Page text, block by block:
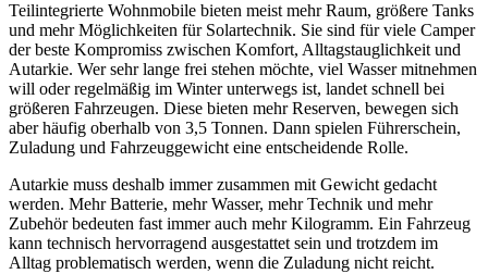
Teilintegrierte Wohnmobile bieten meist mehr Raum, größere Tanks
und mehr Möglichkeiten für Solartechnik. Sie sind für viele Camper
der beste Kompromiss zwischen Komfort, Alltagstauglichkeit und
Autarkie. Wer sehr lange frei stehen möchte, viel Wasser mitnehmen
will oder regelmäßig im Winter unterwegs ist, landet schnell bei
größeren Fahrzeugen. Diese bieten mehr Reserven, bewegen sich
aber häufig oberhalb von 3,5 Tonnen. Dann spielen Führerschein,
Zuladung und Fahrzeuggewicht eine entscheidende Rolle.
Autarkie muss deshalb immer zusammen mit Gewicht gedacht
werden. Mehr Batterie, mehr Wasser, mehr Technik und mehr
Zubehör bedeuten fast immer auch mehr Kilogramm. Ein Fahrzeug
kann technisch hervorragend ausgestattet sein und trotzdem im
Alltag problematisch werden, wenn die Zuladung nicht reicht.